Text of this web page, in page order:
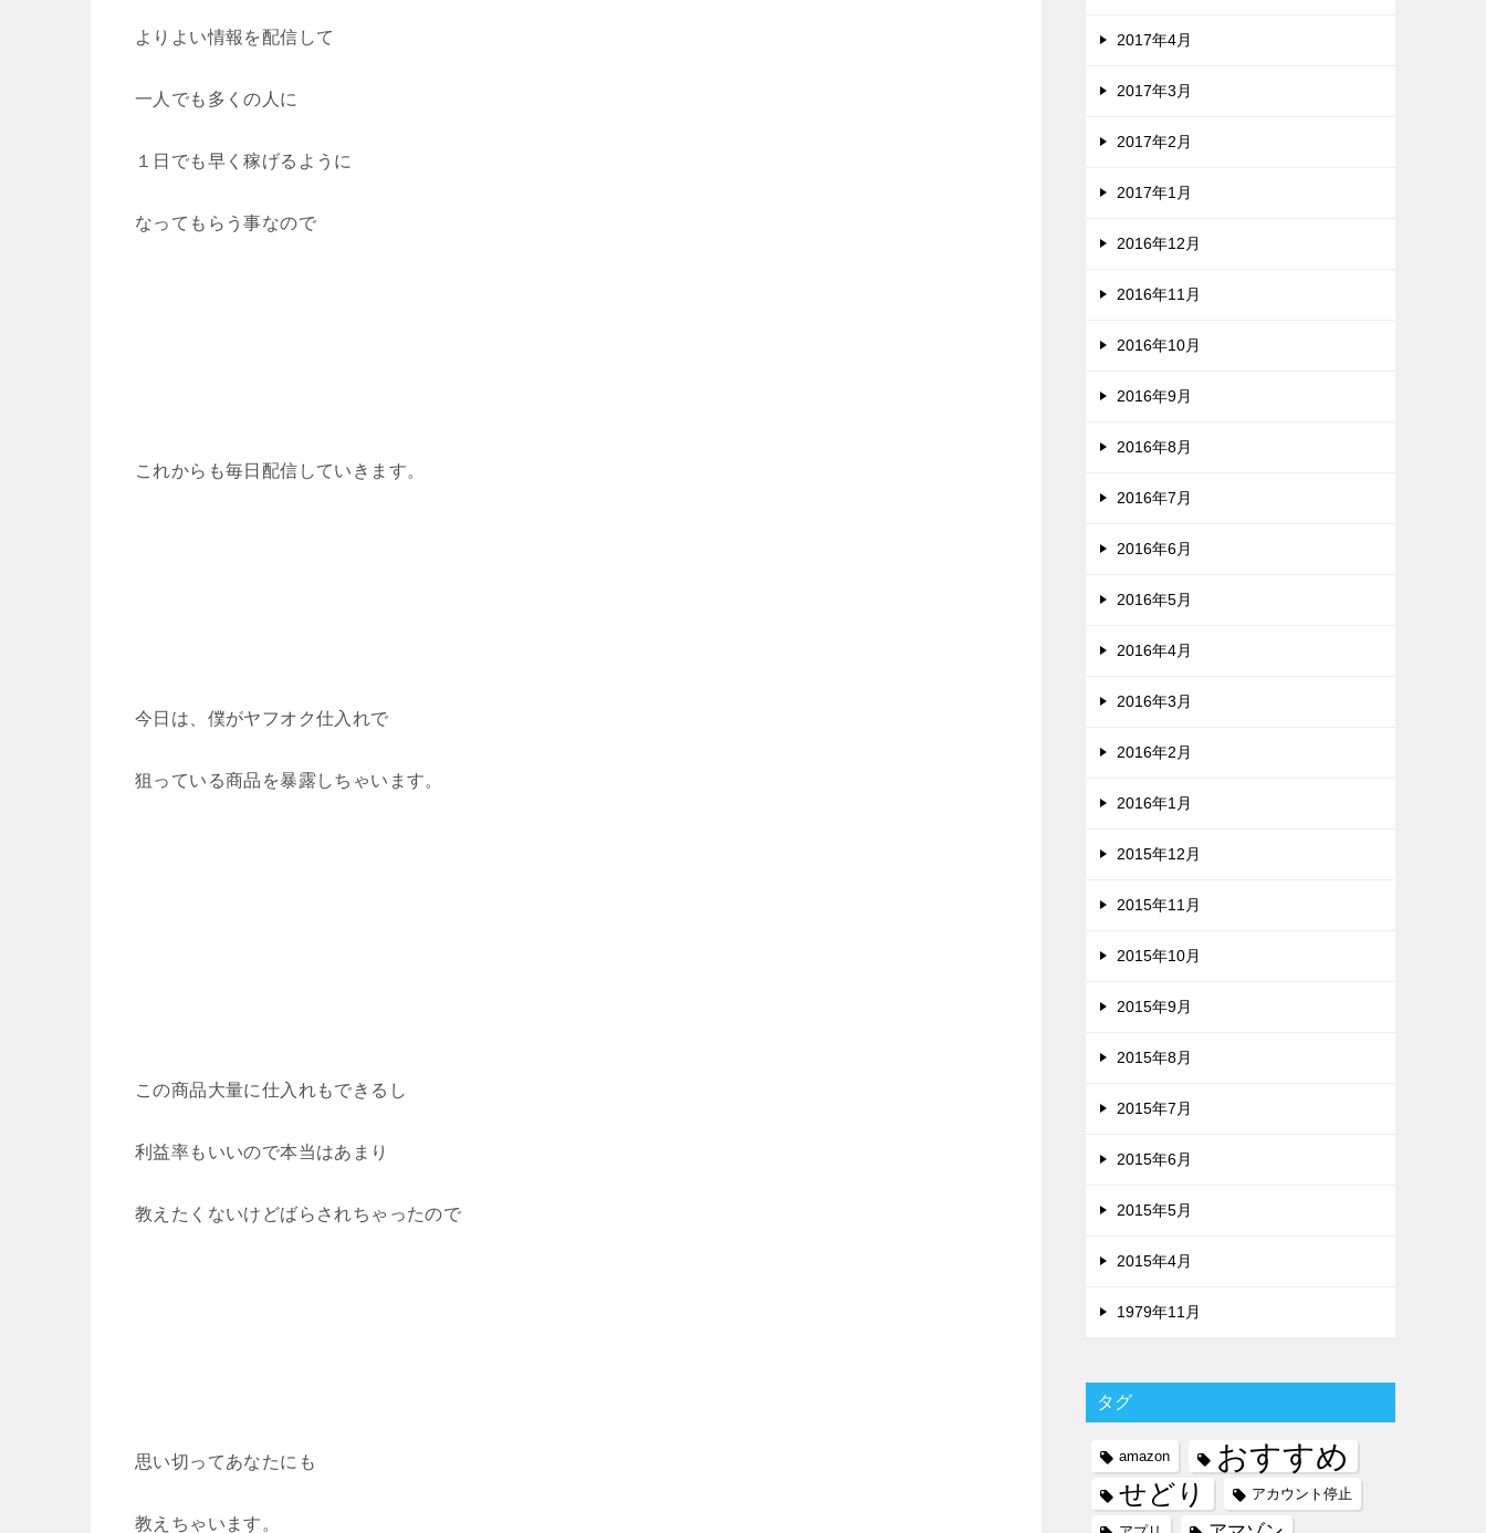
よりよい情報を配信して
一人でも多くの人に
１日でも早く稼げるように
なってもらう事なので
これからも毎日配信していきます。
今日は、僕がヤフオク仕入れで
狙っている商品を暴露しちゃいます。
この商品大量に仕入れもできるし
利益率もいいので本当はあまり
教えたくないけどばらされちゃったので
思い切ってあなたにも
教えちゃいます。
2017年4月
2017年3月
2017年2月
2017年1月
2016年12月
2016年11月
2016年10月
2016年9月
2016年8月
2016年7月
2016年6月
2016年5月
2016年4月
2016年3月
2016年2月
2016年1月
2015年12月
2015年11月
2015年10月
2015年9月
2015年8月
2015年7月
2015年6月
2015年5月
2015年4月
1979年11月
タグ
amazon おすすめ
せどり アカウント停止